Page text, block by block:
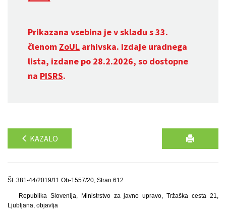
Prikazana vsebina je v skladu s 33.
členom ZoUL arhivska. Izdaje uradnega
lista, izdane po 28.2.2026, so dostopne
na PISRS.
KAZALO
Št. 381-44/2019/11 Ob-1557/20, Stran 612
Republika Slovenija, Ministrstvo za javno upravo, Tržaška cesta 21,
Ljubljana, objavlja